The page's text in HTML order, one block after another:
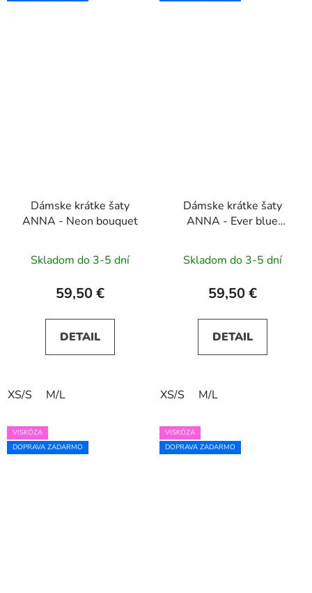
Dámske krátke šaty
ANNA - Neon bouquet
Skladom do 3-5 dní
59,50 €
DETAIL
XS/S M/L
Dámske krátke šaty
ANNA - Ever blue
Skladom do 3-5 dní
59,50 €
DETAIL
XS/S M/L
VISKÓZA
DOPRAVA ZADARMO
VISKÓZA
DOPRAVA ZADARMO